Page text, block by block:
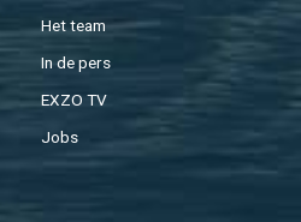
Het team
In de pers
EXZO TV
Jobs